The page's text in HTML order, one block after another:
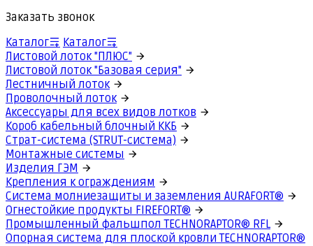
Заказать звонок
Каталог
Каталог
Листовой лоток "ПЛЮС"
Листовой лоток "Базовая серия"
Лестничный лоток
Проволочный лоток
Аксессуары для всех видов лотков
Короб кабельный блочный ККБ
Страт-система (STRUT-система)
Монтажные системы
Изделия ГЭМ
Крепления к ограждениям
Система молниезащиты и заземления AURAFORT®
Огнестойкие продукты FIREFORT®
Промышленный фальшпол TECHNORAPTOR® RFL
Опорная система для плоской кровли TECHNORAPTOR®